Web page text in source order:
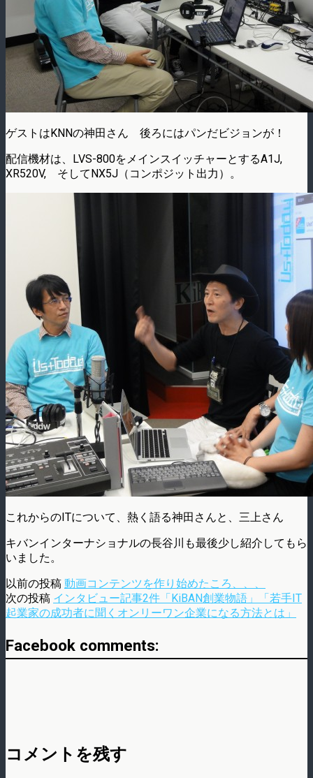
ゲストはKNNの神田さん 後ろにはパンだビジョンが！
配信機材は、LVS-800をメインスイッチャーとするA1J,
XR520V, そしてNX5J（コンポジット出力）。
これからのITについて、熱く語る神田さんと、三上さん
キバンインターナショナルの長谷川も最後少し紹介してもら
いました。
以前の投稿 動画コンテンツを作り始めたころ、、、
次の投稿 インタビュー記事2件「KiBAN創業物語」「若手IT
起業家の成功者に聞くオンリーワン企業になる方法とは」
Facebook comments:
コメントを残す